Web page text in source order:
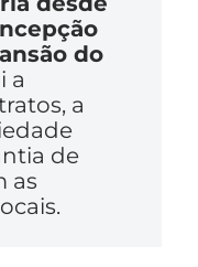
do
a
a
de
as